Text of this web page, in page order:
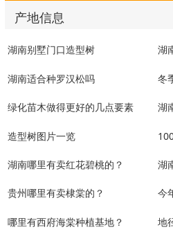
产地信息
湖南别墅门口造型树 湖
湖南适合种罗汉松吗
冬
绿化苗木做得更好的几点要素
湖
造型树图片一览
湖南哪里有卖红花碧桃的？ 湖
贵州哪里有卖棣棠的？
今
哪里有西府海棠种植基地？
地